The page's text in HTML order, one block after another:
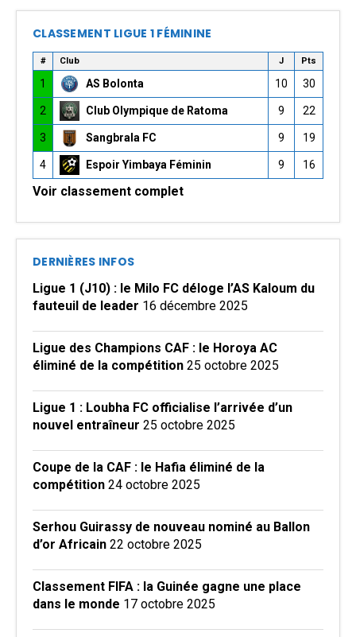
CLASSEMENT LIGUE 1 FÉMININE
# Club J Pts
1 AS Bolonta 10 30
2 Club Olympique de Ratoma 9 22
3 Sangbrala FC 9 19
4 Espoir Yimbaya Féminin 9 16
Voir classement complet
DERNIÈRES INFOS
Ligue 1 (J10) : le Milo FC déloge l’AS Kaloum du
fauteuil de leader 16 décembre 2025
Ligue des Champions CAF : le Horoya AC
éliminé de la compétition 25 octobre 2025
Ligue 1 : Loubha FC officialise l’arrivée d’un
nouvel entraîneur 25 octobre 2025
Coupe de la CAF : le Hafia éliminé de la
compétition 24 octobre 2025
Serhou Guirassy de nouveau nominé au Ballon
d’or Africain 22 octobre 2025
Classement FIFA : la Guinée gagne une place
dans le monde 17 octobre 2025